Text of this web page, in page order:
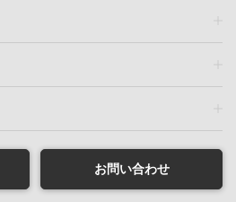
お問い合わせ